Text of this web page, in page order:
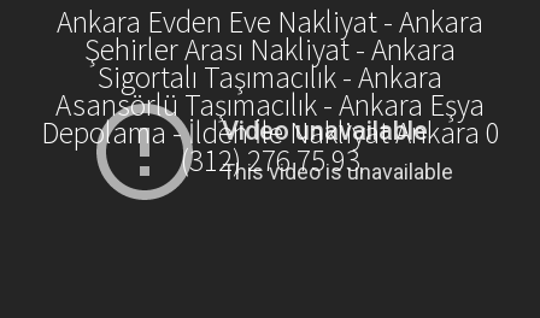
Ankara Evden Eve Nakliyat - Ankara
Şehirler Arası Nakliyat - Ankara
Sigortalı Taşımacılık - Ankara
Asansörlü Taşımacılık - Ankara Eşya
Depolama - İlden İle Nakliyat Ankara 0
(312) 276 75 93